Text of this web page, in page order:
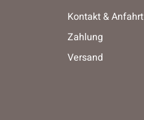
Kontakt & Anfahrt
Zahlung
Versand